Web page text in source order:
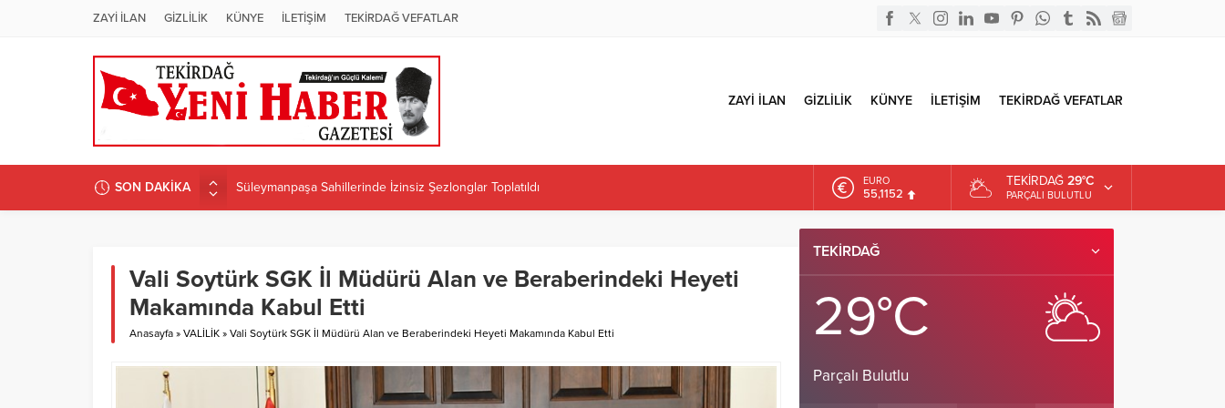
ZAYİ İLAN GİZLİLİK KÜNYE İLETİŞİM TEKİRDAĞ VEFATLAR
ZAYİ İLAN GİZLİLİK KÜNYE İLETİŞİM TEKİRDAĞ VEFATLAR
SON DAKİKA
Süleymanpaşa Sahillerinde İzinsiz Şezlonglar Toplatıldı
ÜNİVERSİTEDE PROGRAM DÜZENLENECEK
CHP Tekirdağ İl Başkanlığı’na Kaplan atandı
CANDAN BAŞKAN MURATLI’DA ÜRETİCİLERE İLK MAZOT KARTLARINI TESLİM ETTİ
EURO
55,1152
ALTIN
DOLAR
TEKIRDAĞ 29°C
PARÇALI BULUTLU
Vali Soytürk SGK İl Müdürü Alan ve Beraberindeki Heyeti
Makamında Kabul Etti
Anasayfa » VALİLİK » Vali Soytürk SGK İl Müdürü Alan ve Beraberindeki Heyeti Makamında Kabul Etti
TEKIRDAĞ
29°C
Parçalı Bulutlu